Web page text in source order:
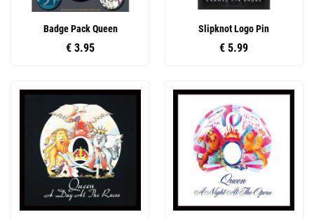
Badge Pack Queen
€ 3.95
Slipknot Logo Pin
€ 5.99